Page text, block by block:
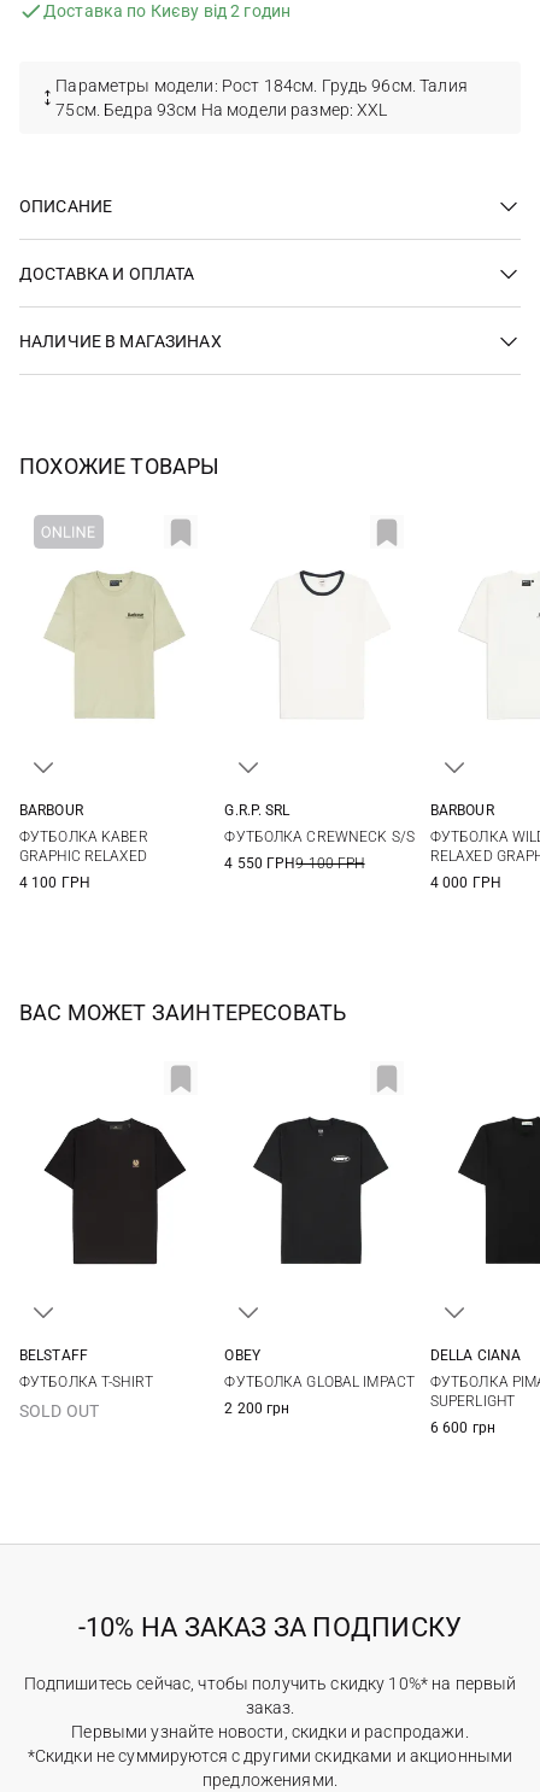
Доставка по Києву від 2 годин
Параметры модели: Рост 184см. Грудь 96см. Талия
75см. Бедра 93см На модели размер: ХХL
ОПИСАНИЕ
ДОСТАВКА И ОПЛАТА
НАЛИЧИЕ В МАГАЗИНАХ
ПОХОЖИЕ ТОВАРЫ
XXL
BARBOUR
ФУТБОЛКА KABER
GRAPHIC RELAXED
4 100 ГРН
G.R.P. SRL
ФУТБОЛКА CREWNECK S/S
4 550 ГРН9 100 ГРН
XXL
3XL
BARBOUR
ФУТБОЛКА
RELAXED
4 000 ГРН
ВАС МОЖЕТ ЗАИНТЕРЕСОВАТЬ
BELSTAFF
ФУТБОЛКА T-SHIRT
SOLD OUT
OBEY
ФУТБОЛКА GLOBAL IMPACT
2 200 грн
56
58
DELLA CIANA
ФУТБОЛКА
SUPERLIGHT
6 600 грн
-10% НА ЗАКАЗ ЗА ПОДПИСКУ
Подпишитесь сейчас, чтобы получить скидку 10%* на первый
заказ.
Первыми узнайте новости, скидки и распродажи.
*Скидки не суммируются с другими скидками и акционными
предложениями.